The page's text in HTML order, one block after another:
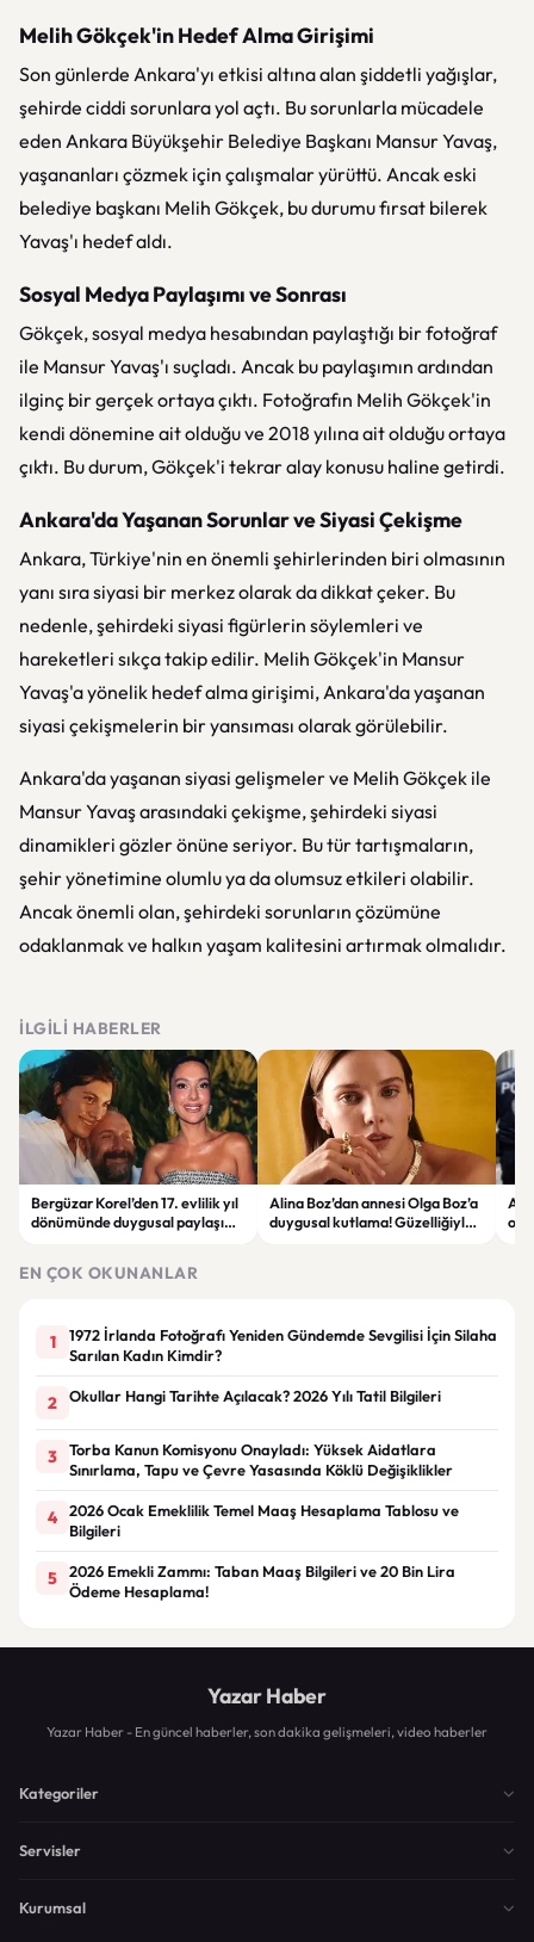
Melih Gökçek'in Hedef Alma Girişimi
Son günlerde Ankara'yı etkisi altına alan şiddetli yağışlar,
şehirde ciddi sorunlara yol açtı. Bu sorunlarla mücadele
eden Ankara Büyükşehir Belediye Başkanı Mansur Yavaş,
yaşananları çözmek için çalışmalar yürüttü. Ancak eski
belediye başkanı Melih Gökçek, bu durumu fırsat bilerek
Yavaş'ı hedef aldı.
Sosyal Medya Paylaşımı ve Sonrası
Gökçek, sosyal medya hesabından paylaştığı bir fotoğraf
ile Mansur Yavaş'ı suçladı. Ancak bu paylaşımın ardından
ilginç bir gerçek ortaya çıktı. Fotoğrafın Melih Gökçek'in
kendi dönemine ait olduğu ve 2018 yılına ait olduğu ortaya
çıktı. Bu durum, Gökçek'i tekrar alay konusu haline getirdi.
Ankara'da Yaşanan Sorunlar ve Siyasi Çekişme
Ankara, Türkiye'nin en önemli şehirlerinden biri olmasının
yanı sıra siyasi bir merkez olarak da dikkat çeker. Bu
nedenle, şehirdeki siyasi figürlerin söylemleri ve
hareketleri sıkça takip edilir. Melih Gökçek'in Mansur
Yavaş'a yönelik hedef alma girişimi, Ankara'da yaşanan
siyasi çekişmelerin bir yansıması olarak görülebilir.
Ankara'da yaşanan siyasi gelişmeler ve Melih Gökçek ile
Mansur Yavaş arasındaki çekişme, şehirdeki siyasi
dinamikleri gözler önüne seriyor. Bu tür tartışmaların,
şehir yönetimine olumlu ya da olumsuz etkileri olabilir.
Ancak önemli olan, şehirdeki sorunların çözümüne
odaklanmak ve halkın yaşam kalitesini artırmak olmalıdır.
İLGILI HABERLER
Bergüzar Korel’den 17. evlilik yıl
dönümünde duygusal paylaşım!
Alina Boz’dan annesi Olga Boz’a
duygusal kutlama! Güzelliğiyle
EN ÇOK OKUNANLAR
1
1972 İrlanda Fotoğrafı Yeniden Gündemde Sevgilisi İçin Silaha
Sarılan Kadın Kimdir?
2 Okullar Hangi Tarihte Açılacak? 2026 Yılı Tatil Bilgileri
3
Torba Kanun Komisyonu Onayladı: Yüksek Aidatlara
Sınırlama, Tapu ve Çevre Yasasında Köklü Değişiklikler
4
2026 Ocak Emeklilik Temel Maaş Hesaplama Tablosu ve
Bilgileri
5
2026 Emekli Zammı: Taban Maaş Bilgileri ve 20 Bin Lira
Ödeme Hesaplama!
Yazar Haber
Yazar Haber - En güncel haberler, son dakika gelişmeleri, video haberler
Kategoriler
Servisler
Kurumsal